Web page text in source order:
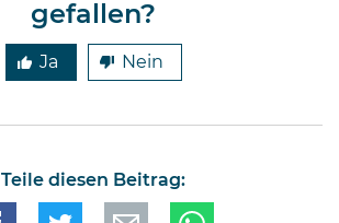
gefallen?
Ja Nein
Teile diesen Beitrag: